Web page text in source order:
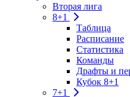
Вторая лига
8+1
Таблица
Расписание
Статистика
Команды
Драфты и
Кубок 8+1
7+1